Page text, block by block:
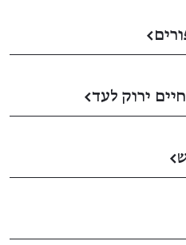
←
ירוק לעד←
←